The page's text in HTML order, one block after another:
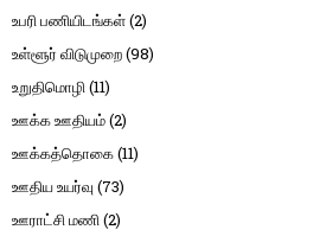
உபரி பணியிடங்கள்(2)
உள்ளூர் விடுமுறை(98)
உறுதிமொழி(11)
ஊக்க ஊதியம்(2)
ஊக்கத்தொகை(11)
ஊதிய உயர்வு (73)
ஊராட்சி மணி(2)